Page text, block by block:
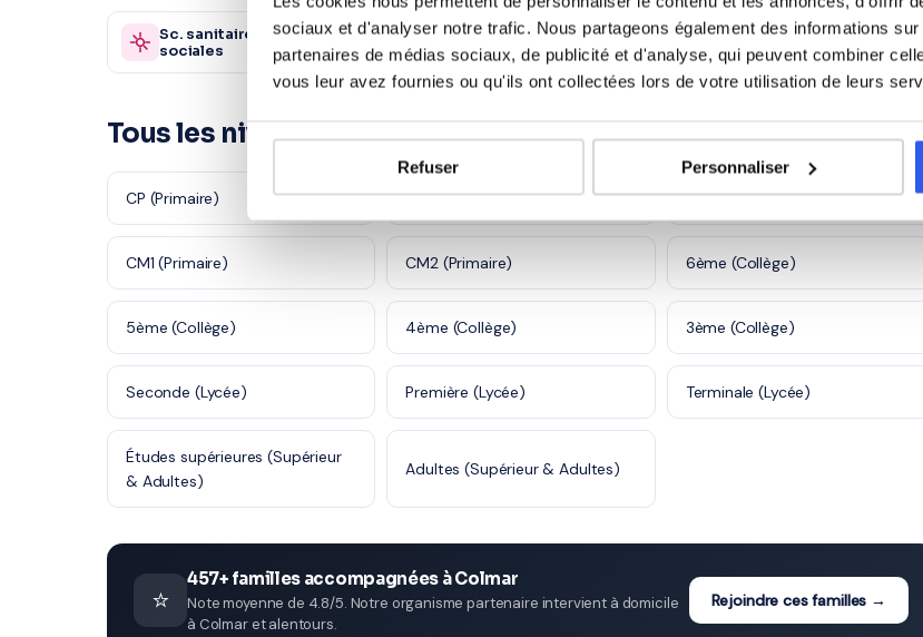
sociaux et d'analyser notre trafic. Nous partageons également des informations
partenaires de médias sociaux, de publicité et d'analyse, qui peuvent combiner
vous leur avez fournies ou qu'ils ont collectées lors de votre utilisation de leurs
Refuser Personnaliser
Sc. sanitaires et
sociales
5 600 profs
Tous les niveaux en Anglais à Colmar
CP (Primaire) CE1 (Primaire) CE2 (Primaire)
CM1 (Primaire) CM2 (Primaire) 6ème (Collège)
5ème (Collège) 4ème (Collège) 3ème (Collège)
Seconde (Lycée) Première (Lycée) Terminale (Lycée)
Études supérieures (Supérieur
& Adultes)
Adultes (Supérieur & Adultes)
⭐
457+ familles accompagnées à Colmar
Note moyenne de 4.8/5. Notre organisme partenaire intervient à domicile
à Colmar et alentours.
Rejoindre ces familles →